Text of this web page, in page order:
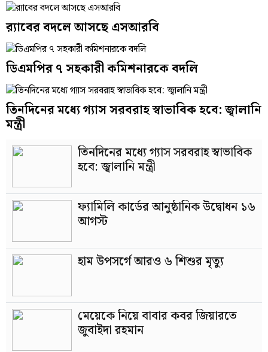
র‍্যাবের বদলে আসছে এসআরবি
ডিএমপির ৭ সহকারী কমিশনারকে বদলি
তিনদিনের মধ্যে গ্যাস সরবরাহ স্বাভাবিক হবে: জ্বালানি
মন্ত্রী
তিনদিনের মধ্যে গ্যাস সরবরাহ স্বাভাবিক
হবে: জ্বালানি মন্ত্রী
ফ্যামিলি কার্ডের আনুষ্ঠানিক উদ্বোধন ১৬
আগস্ট
হাম উপসর্গে আরও ৬ শিশুর মৃত্যু
মেয়েকে নিয়ে বাবার কবর জিয়ারতে
জুবাইদা রহমান